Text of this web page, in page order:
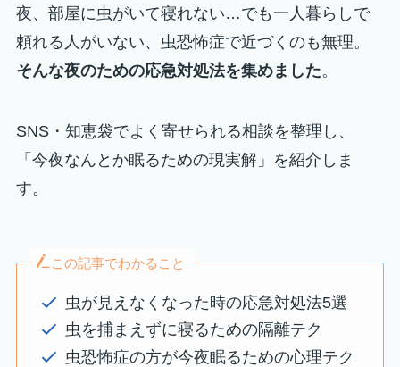
夜、部屋に虫がいて寝れない…でも一人暮らしで
頼れる人がいない、虫恐怖症で近づくのも無理。
そんな夜のための応急対処法を集めました。
SNS・知恵袋でよく寄せられる相談を整理し、
「今夜なんとか眠るための現実解」を紹介しま
す。
この記事でわかること
虫が見えなくなった時の応急対処法5選
虫を捕まえずに寝るための隔離テク
虫恐怖症の方が今夜眠るための心理テク